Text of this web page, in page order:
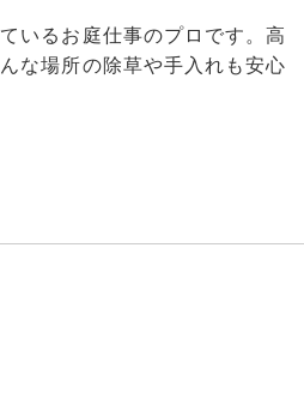
いるお庭仕事のプロです。高
な場所の除草や手入れも安心